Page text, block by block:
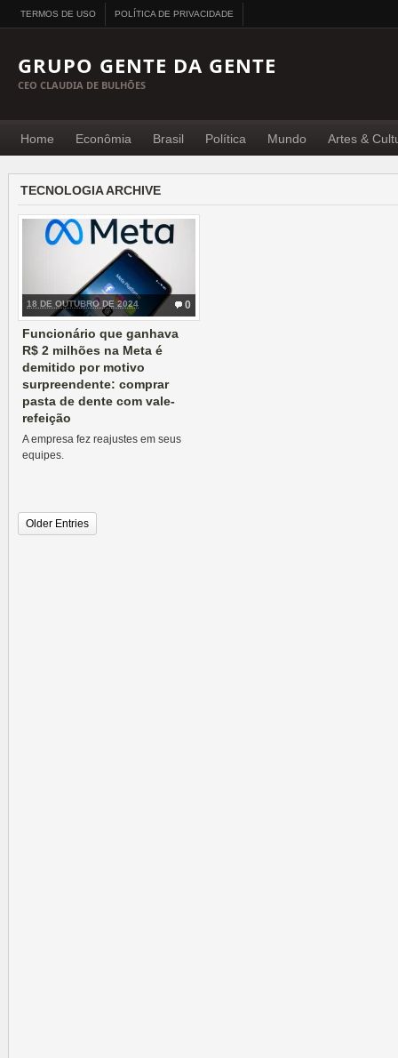
TERMOS DE USO POLÍTICA DE PRIVACIDADE
GRUPO GENTE DA GENTE
CEO CLAUDIA DE BULHÕES
Home Econômia Brasil Política Mundo Artes &
TECNOLOGIA ARCHIVE
0
18 DE OUTUBRO DE 2024
Funcionário que ganhava
R$ 2 milhões na Meta é
demitido por motivo
surpreendente: comprar
pasta de dente com vale-
refeição
A empresa fez reajustes em seus
equipes.
Older Entries